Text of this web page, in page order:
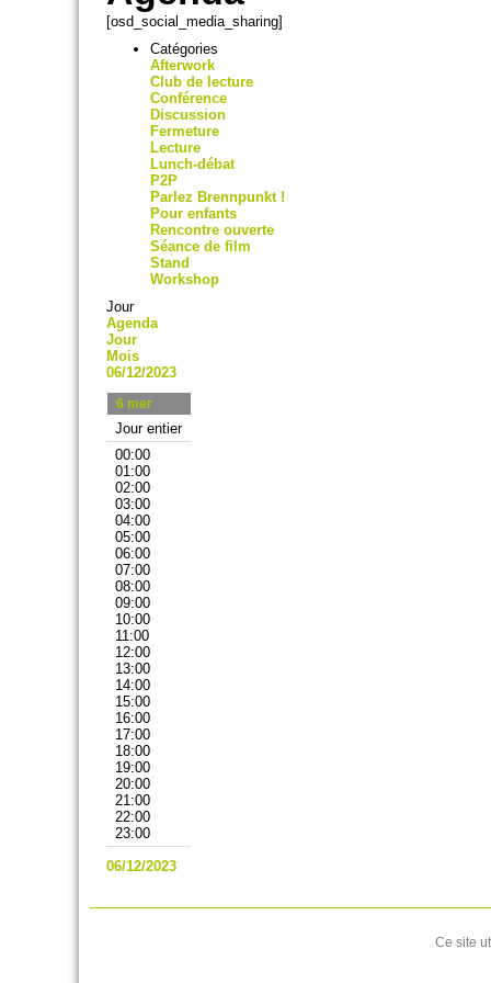
[osd_social_media_sharing]
Catégories
Afterwork
Club de lecture
Conférence
Discussion
Fermeture
Lecture
Lunch-débat
P2P
Parlez Brennpunkt !
Pour enfants
Rencontre ouverte
Séance de film
Stand
Workshop
Jour
Agenda
Jour
Mois
06/12/2023
6 mer
Jour entier
00:00
01:00
02:00
03:00
04:00
05:00
06:00
07:00
08:00
09:00
10:00
11:00
12:00
13:00
14:00
15:00
16:00
17:00
18:00
19:00
20:00
21:00
22:00
23:00
06/12/2023
Ce site